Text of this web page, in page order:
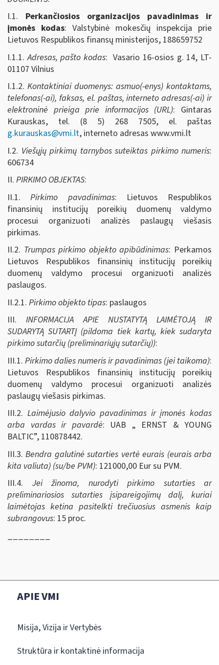
I.1. Perkančiosios organizacijos pavadinimas ir
įmonės kodas: Valstybinė mokesčių inspekcija prie
Lietuvos Respublikos finansų ministerijos, 188659752
I.1.1.Adresas, pašto kodas: Vasario 16-osios g. 14, LT-
01107 Vilnius
I.1.2. Kontaktiniai duomenys: asmuo(-enys) kontaktams,
telefonas(-ai), faksas, el. paštas, interneto adresas(-ai) ir
elektroninė prieiga prie informacijos (URL): Gintaras
Kurauskas, tel. (8 5) 268 7505, el. paštas
g.kurauskas@vmi.lt, interneto adresas www.vmi.lt
I.2. Viešųjų pirkimų tarnybos suteiktas pirkimo numeris:
606734
II. PIRKIMO OBJEKTAS:
II.1.Pirkimo pavadinimas: Lietuvos Respublikos
finansinių institucijų poreikių duomenų valdymo
procesui organizuoti analizės paslaugų viešasis
pirkimas.
II.2. Trumpas pirkimo objekto apibūdinimas: Perkamos
Lietuvos Respublikos finansinių institucijų poreikių
duomenų valdymo procesui organizuoti analizės
paslaugos.
II.2.1. Pirkimo objekto tipas: paslaugos
III. INFORMACIJA APIE NUSTATYTĄ LAIMĖTOJĄ IR
SUDARYTĄ SUTARTĮ (pildoma tiek kartų, kiek sudaryta
pirkimo sutarčių (preliminariųjų sutarčių)):
III.1. Pirkimo dalies numeris ir pavadinimas (jei taikoma):
Lietuvos Respublikos finansinių institucijų poreikių
duomenų valdymo procesui organizuoti analizės
paslaugų viešasis pirkimas.
III.2. Laimėjusio dalyvio pavadinimas ir įmonės kodas
arba vardas ir pavardė: UAB „ ERNST & YOUNG
BALTIC”, 110878442.
III.3.Bendra galutinė sutarties vertė eurais (eurais arba
kita valiuta) (su/be PVM): 121000,00 Eur su PVM.
III.4. Jei žinoma, nurodyti pirkimo sutarties ar
preliminariosios sutarties įsipareigojimų dalį, kuriai
laimėtojas ketina pasitelkti trečiuosius asmenis kaip
subrangovus: 15 proc.
APIE VMI
Misija, Vizija ir Vertybės
Struktūra ir kontaktinė informacija